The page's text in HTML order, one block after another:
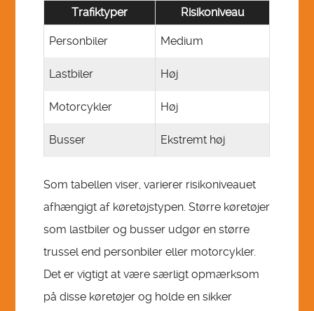
Trafiktyper Risikoniveau
Personbiler Medium
Lastbiler Høj
Motorcykler Høj
Busser Ekstremt høj
Som tabellen viser, varierer risikoniveauet
afhængigt af køretøjstypen. Større køretøjer
som lastbiler og busser udgør en større
trussel end personbiler eller motorcykler.
Det er vigtigt at være særligt opmærksom
på disse køretøjer og holde en sikker